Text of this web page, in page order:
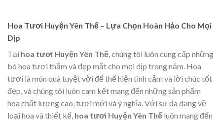
Hoa Tươi Huyện Yên Thế – Lựa Chọn Hoàn Hảo Cho Mọi
Dịp
Tại hoa tươi Huyện Yên Thế, chúng tôi luôn cung cấp những
bó hoa tươi thắm và đẹp mắt cho mọi dịp trong năm. Hoa
tươi là món quà tuyệt vời để thể hiện tình cảm và lời chúc tốt
đẹp, và chúng tôi luôn cam kết mang đến những sản phẩm
hoa chất lượng cao, tươi mới và ý nghĩa. Với sự đa dạng về
loại hoa và thiết kế, hoa tươi Huyện Yên Thế luôn mang đến